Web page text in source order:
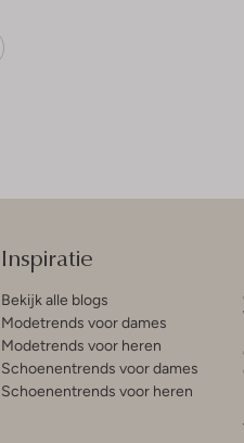
Inspiratie
Bekijk alle blogs
Modetrends voor dames
Modetrends voor heren
Schoenentrends voor dames
Schoenentrends voor heren